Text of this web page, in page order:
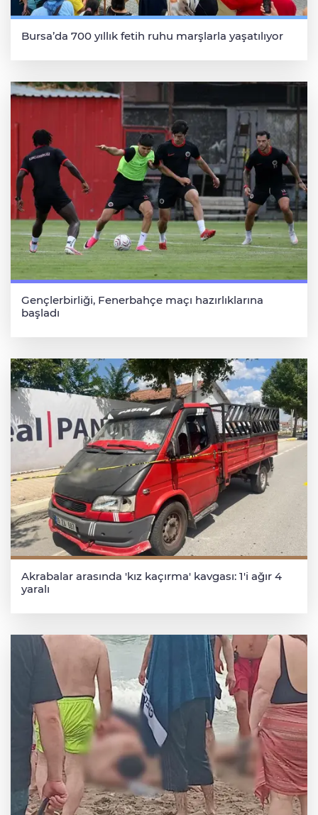
Bursa’da 700 yıllık fetih ruhu marşlarla yaşatılıyor
Gençlerbirliği, Fenerbahçe maçı hazırlıklarına
başladı
Akrabalar arasında 'kız kaçırma' kavgası: 1'i ağır 4
yaralı